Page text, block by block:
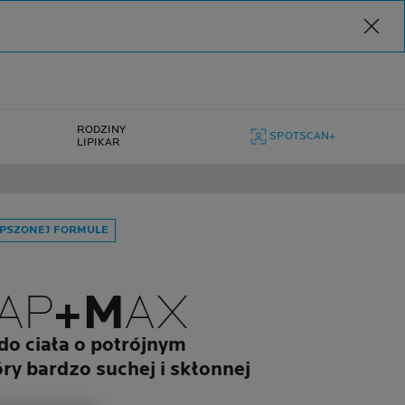
RODZINY
LIPIKAR
SPOTSCAN+
FORMULE
+MAX
ciała o potrójnym
bardzo suchej i skłonnej